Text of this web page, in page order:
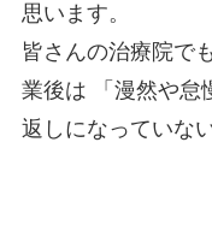
思います。
皆さんの治療院で
業後は 「漫然や怠
返しになっていな